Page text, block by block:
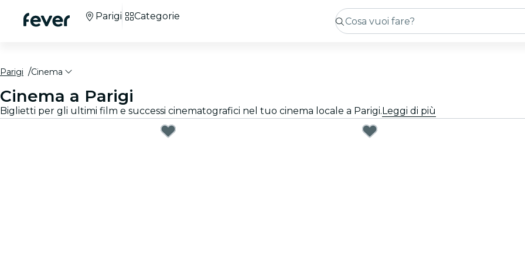
Parigi Categorie
Parigi Cinema
Cinema a Parigi
Biglietti per gli ultimi film e successi cinematografici nel tuo cinema locale a Parigi.Leggi di più